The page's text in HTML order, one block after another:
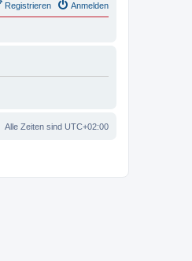
Anmelden
Registrieren
Alle Zeiten sind UTC+02:00